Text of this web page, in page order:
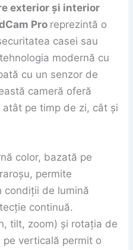
exterior și interior
Pro reprezintă o
casei sau
modernă cu
cu un senzor de
cameră oferă
pe timp de zi, cât și
color, bazată pe
permite
condiții de lumină
continuă.
tilt, zoom) și rotația de
pe verticală permit o